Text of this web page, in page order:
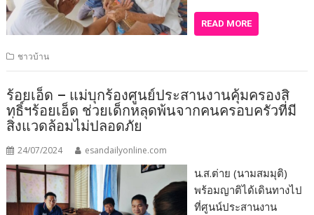
READ MORE
ชาวบ้าน
ร้อยเอ็ด – แม่บุกร้องศูนย์ประสานงานคุ้มครองสิ
ทธิ์ฯร้อยเอ็ด ช่วยเด็กหลุดพ้นจากคนครอบครัวที่มี
สิ่งแวดล้อมไม่ปลอดภัย
24/07/2024 esandailyonline.com
น.ส.ต่าย (นามสมมุติ)
พร้อมญาติได้เดินทางไป
ที่ศูนน์ประสานงาน